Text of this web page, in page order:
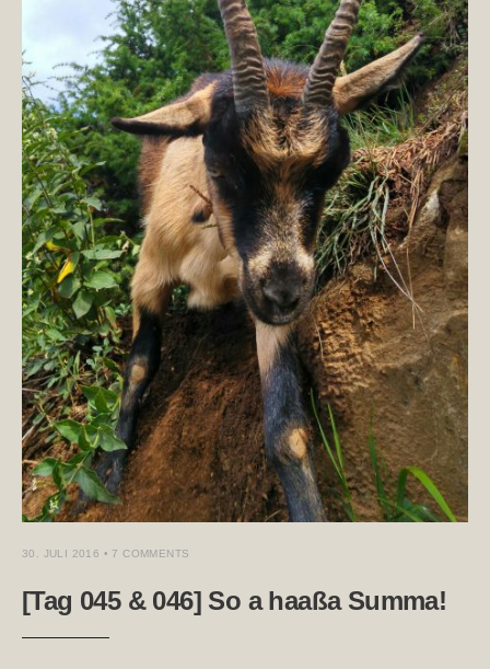
30. JULI 2016 • 7 COMMENTS
[Tag 045 & 046] So a haaßa Summa!